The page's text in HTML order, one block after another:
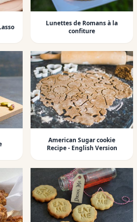
Lunettes de Romans à la
confiture
American Sugar cookie
Recipe - English Version